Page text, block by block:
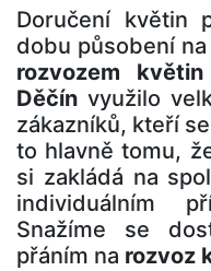
Doručení květin
dobu působení
rozvozem květin
Děčín využilo
zákazníků, kteří
to hlavně tomu,
si zakládá na
individuálním
Snažíme se
přáním na rozvoz